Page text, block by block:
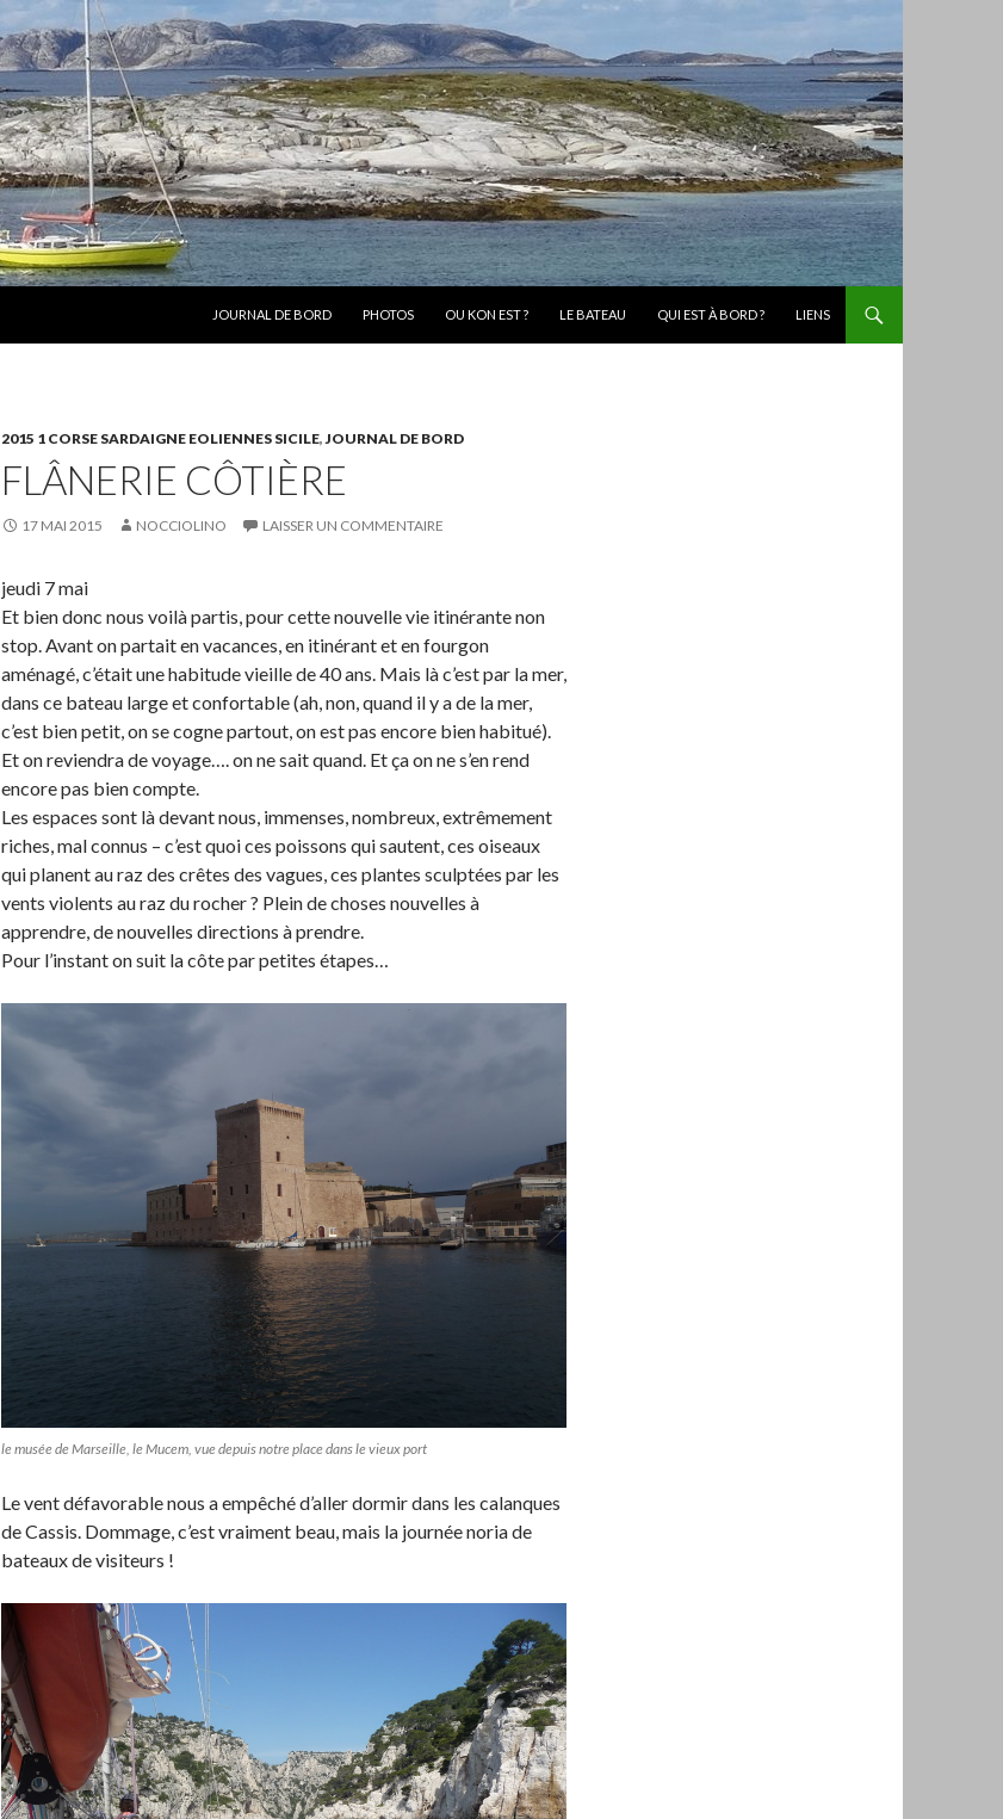
JOURNAL DE BORD
PHOTOS OU KON EST ? LE BATEAU QUI EST À BORD ? LIENS
2015 1 CORSE SARDAIGNE EOLIENNES SICILE,JOURNAL DE BORD
FLÂNERIE CÔTIÈRE
17 MAI 2015 NOCCIOLINO LAISSER UN COMMENTAIRE
jeudi 7 mai
Et bien donc nous voilà partis, pour cette nouvelle vie itinérante non
stop. Avant on partait en vacances, en itinérant et en fourgon
aménagé, c’était une habitude vieille de 40 ans. Mais là c’est par la mer,
dans ce bateau large et confortable (ah, non, quand il y a de la mer,
c’est bien petit, on se cogne partout, on est pas encore bien habitué).
Et on reviendra de voyage…. on ne sait quand. Et ça on ne s’en rend
encore pas bien compte.
Les espaces sont là devant nous, immenses, nombreux, extrêmement
riches, mal connus – c’est quoi ces poissons qui sautent, ces oiseaux
qui planent au raz des crêtes des vagues, ces plantes sculptées par les
vents violents au raz du rocher ? Plein de choses nouvelles à
apprendre, de nouvelles directions à prendre.
Pour l’instant on suit la côte par petites étapes…
le musée de Marseille, le Mucem, vue depuis notre place dans le vieux port
Le vent défavorable nous a empêché d’aller dormir dans les calanques
de Cassis. Dommage, c’est vraiment beau, mais la journée noria de
bateaux de visiteurs !